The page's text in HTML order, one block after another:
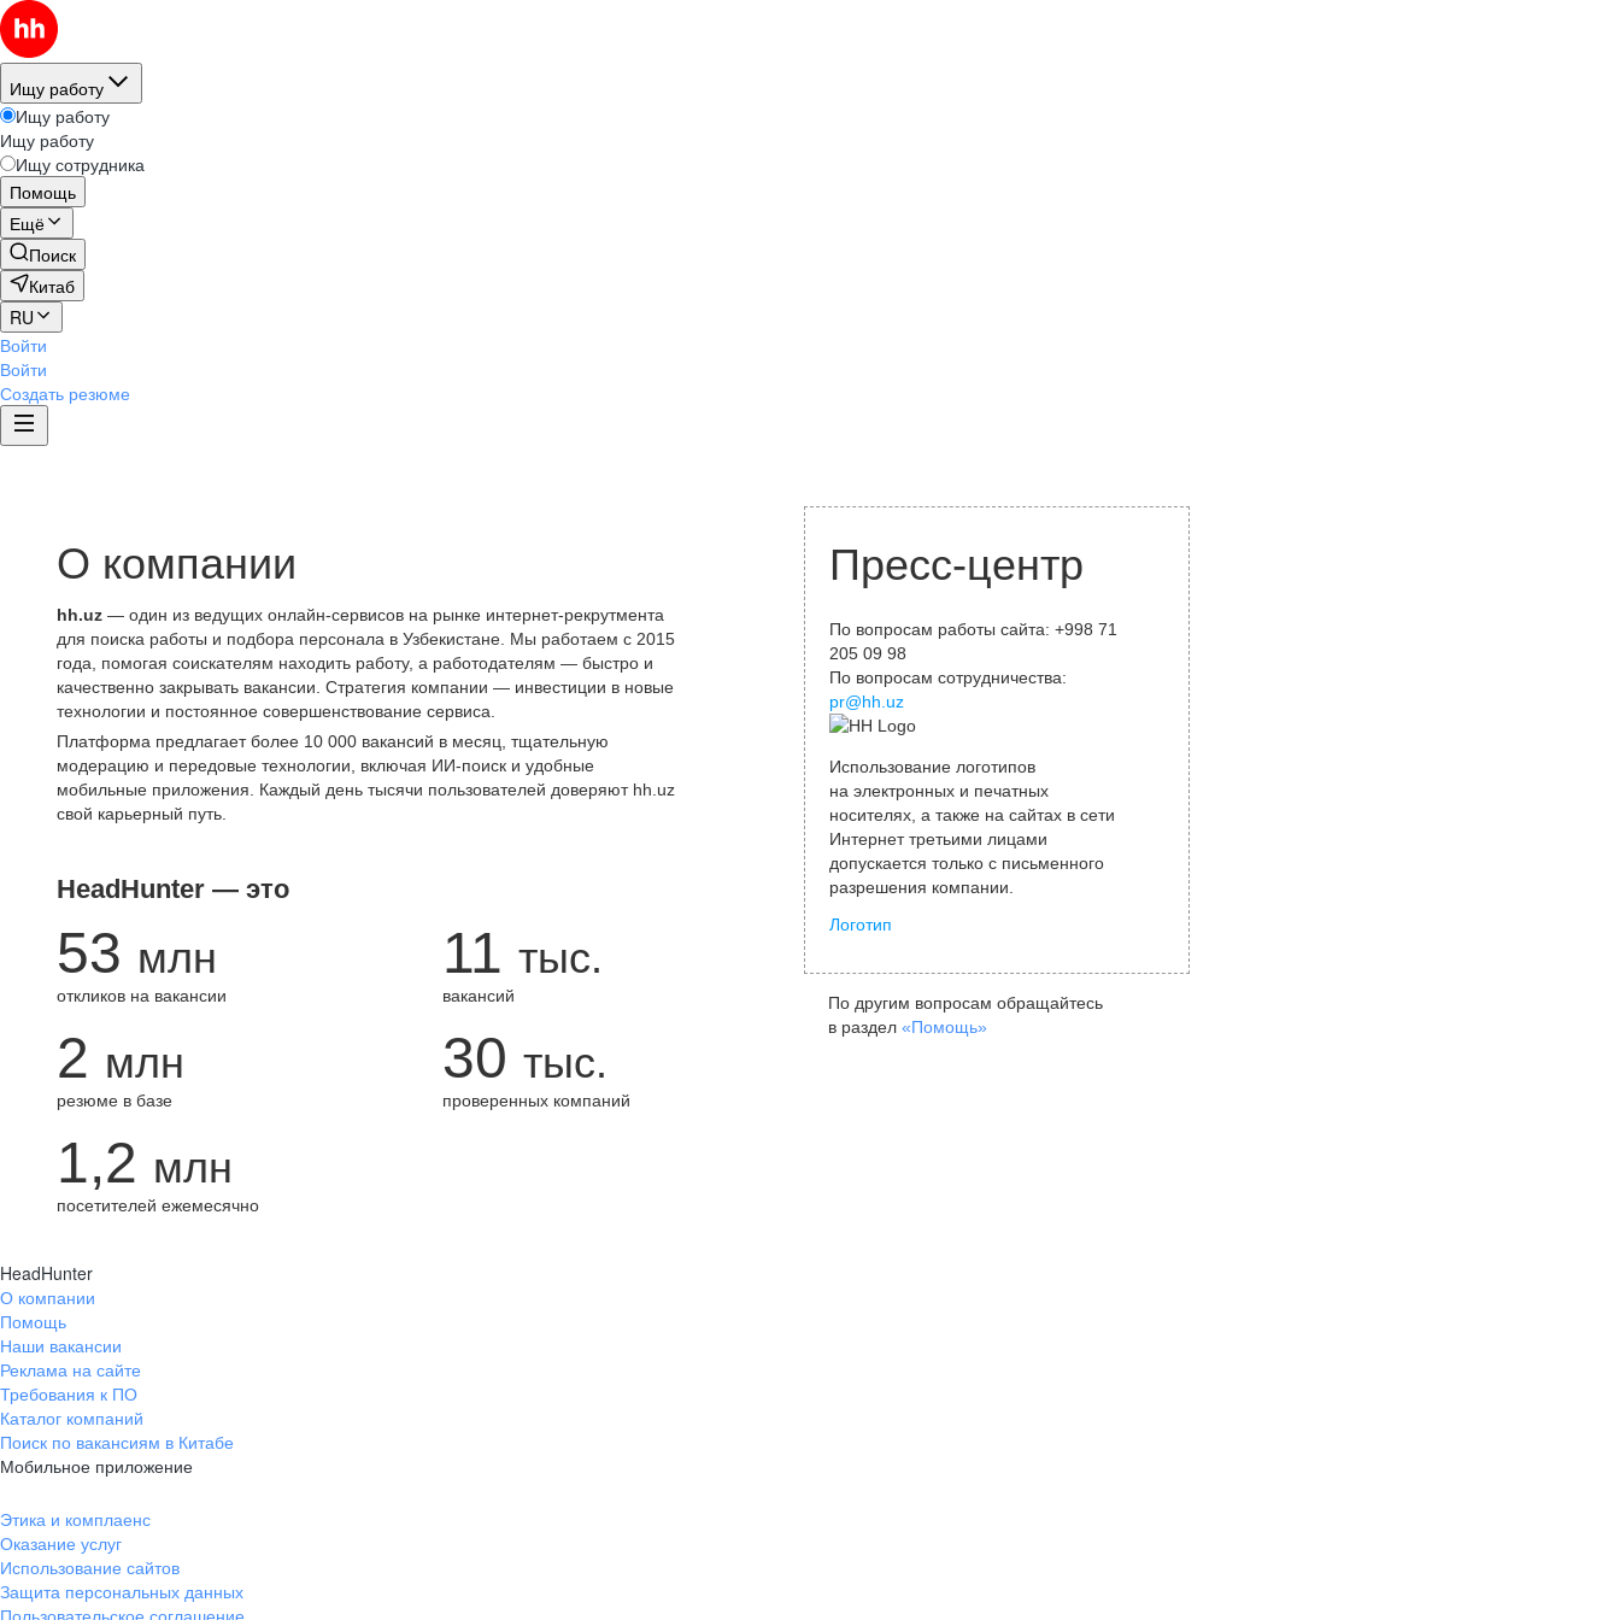
Ищу работу
Ищу работу
Ищу работу
Ищу сотрудника
Помощь
Ещё
Поиск
Китаб
RU
Войти
Войти
Создать резюме
О компании
hh.uz — один из ведущих онлайн-сервисов на рынке интернет-рекрутмента
для поиска работы и подбора персонала в Узбекистане. Мы работаем с 2015
года, помогая соискателям находить работу, а работодателям — быстро и
качественно закрывать вакансии. Стратегия компании — инвестиции в новые
технологии и постоянное совершенствование сервиса.
Платформа предлагает более 10 000 вакансий в месяц, тщательную
модерацию и передовые технологии, включая ИИ-поиск и удобные
мобильные приложения. Каждый день тысячи пользователей доверяют hh.uz
свой карьерный путь.
HeadHunter — это
53 млн
откликов на вакансии
11 тыс.
вакансий
2 млн
резюме в базе
30 тыс.
проверенных компаний
1,2 млн
посетителей ежемесячно
Пресс-центр
По вопросам работы сайта: +998 71
205 09 98
По вопросам сотрудничества:
pr@hh.uz
Использование логотипов
на электронных и печатных
носителях, а также на сайтах в сети
Интернет третьими лицами
допускается только с письменного
разрешения компании.
Логотип
По другим вопросам обращайтесь
в раздел «Помощь»
HeadHunter
О компании
Помощь
Наши вакансии
Реклама на сайте
Требования к ПО
Каталог компаний
Поиск по вакансиям в Китабе
Мобильное приложение
Этика и комплаенс
Оказание услуг
Использование сайтов
Защита персональных данных
Пользовательское соглашение